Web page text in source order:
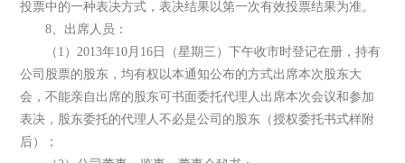
投票中的一种表决方式，表决结果以第一次有效投票结果为准。
8、出席人员：
（1）2013年10月16日（星期三）下午收市时登记在册，持有
公司股票的股东，均有权以本通知公布的方式出席本次股东大
会，不能亲自出席的股东可书面委托代理人出席本次会议和参加
表决，股东委托的代理人不必是公司的股东（授权委托书式样附
后）；